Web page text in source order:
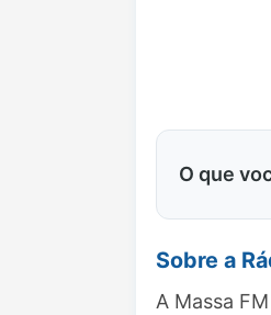
O que
Sobre a
A Massa